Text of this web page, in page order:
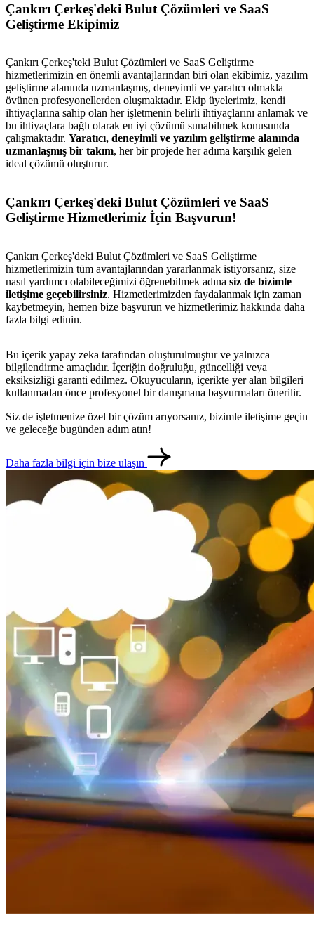
İletişim English
Çankırı Çerkeş'deki Bulut Çözümleri ve SaaS
Geliştirme Ekipimiz
Çankırı Çerkeş'teki Bulut Çözümleri ve SaaS Geliştirme
hizmetlerimizin en önemli avantajlarından biri olan ekibimiz, yazılım
geliştirme alanında uzmanlaşmış, deneyimli ve yaratıcı olmakla
övünen profesyonellerden oluşmaktadır. Ekip üyelerimiz, kendi
ihtiyaçlarına sahip olan her işletmenin belirli ihtiyaçlarını anlamak ve
bu ihtiyaçlara bağlı olarak en iyi çözümü sunabilmek konusunda
çalışmaktadır. Yaratıcı, deneyimli ve yazılım geliştirme alanında
uzmanlaşmış bir takım, her bir projede her adıma karşılık gelen
ideal çözümü oluşturur.
Çankırı Çerkeş'deki Bulut Çözümleri ve SaaS
Geliştirme Hizmetlerimiz İçin Başvurun!
Çankırı Çerkeş'deki Bulut Çözümleri ve SaaS Geliştirme
hizmetlerimizin tüm avantajlarından yararlanmak istiyorsanız, size
nasıl yardımcı olabileceğimizi öğrenebilmek adına siz de bizimle
iletişime geçebilirsiniz. Hizmetlerimizden faydalanmak için zaman
kaybetmeyin, hemen bize başvurun ve hizmetlerimiz hakkında daha
fazla bilgi edinin.
Bu içerik yapay zeka tarafından oluşturulmuştur ve yalnızca
bilgilendirme amaçlıdır. İçeriğin doğruluğu, güncelliği veya
eksiksizliği garanti edilmez. Okuyucuların, içerikte yer alan bilgileri
kullanmadan önce profesyonel bir danışmana başvurmaları önerilir.
Siz de işletmenize özel bir çözüm arıyorsanız, bizimle iletişime geçin
ve geleceğe bugünden adım atın!
Daha fazla bilgi için bize ulaşın